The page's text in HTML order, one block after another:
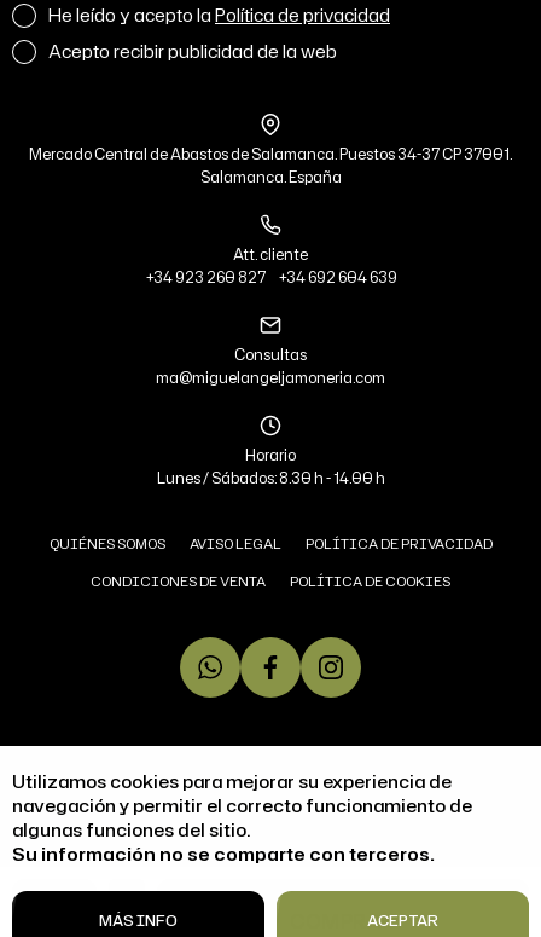
Utilizamos cookies para mejorar su experiencia de
navegación y permitir el correcto funcionamiento de
algunas funciones del sitio.
Su información no se comparte con terceros.
ACEPTAR
MÁS INFO COMPRAR
He leído y acepto laPolítica de privacidad
Acepto recibir publicidad de la web
Mercado Central de Abastos de Salamanca. Puestos 34-37 CP 37001.
Salamanca. España
Att. cliente
+34 923 260 827
+34 692 604 639
Consultas
ma@miguelangeljamoneria.com
Horario
Lunes / Sábados: 8.30 h - 14.00 h
QUIÉNES SOMOS AVISO LEGAL
POLÍTICA DE PRIVACIDAD
CONDICIONES DE VENTA
POLÍTICA DE COOKIES
COPYRIGHT © 2026 MIGUEL ÁNGEL JAMONERÍA.
TODOS LOS DERECHOS RESERVADOS
DISEÑO WEB SGM
ACCESIBILIDAD